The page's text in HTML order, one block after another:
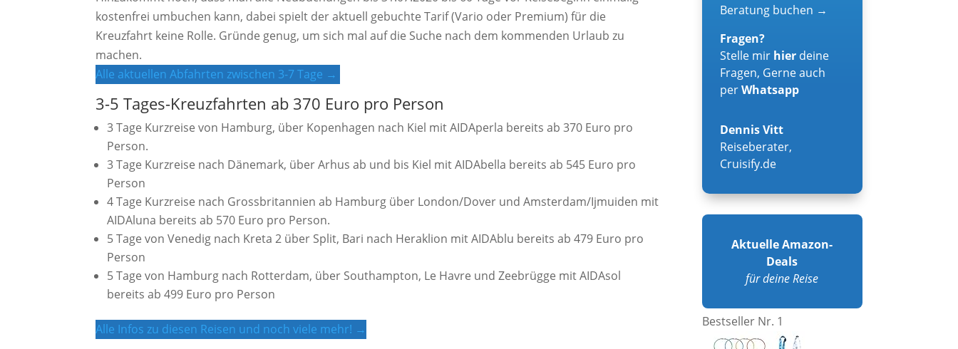
kostenfrei umbuchen kann, dabei spielt der aktuell gebuchte Tarif (Vario oder Premium) für die
Kreuzfahrt keine Rolle. Gründe genug, um sich mal auf die Suche nach dem kommenden Urlaub zu
machen.
Alle aktuellen Abfahrten zwischen 3-7 Tage →
3-5 Tages-Kreuzfahrten ab 370 Euro pro Person
3 Tage Kurzreise von Hamburg, über Kopenhagen nach Kiel mit AIDAperla bereits ab 370 Euro pro
Person.
3 Tage Kurzreise nach Dänemark, über Arhus ab und bis Kiel mit AIDAbella bereits ab 545 Euro pro
Person
4 Tage Kurzreise nach Grossbritannien ab Hamburg über London/Dover und Amsterdam/Ijmuiden mit
AIDAluna bereits ab 570 Euro pro Person.
5 Tage von Venedig nach Kreta 2 über Split, Bari nach Heraklion mit AIDAblu bereits ab 479 Euro pro
Person
5 Tage von Hamburg nach Rotterdam, über Southampton, Le Havre und Zeebrügge mit AIDAsol
bereits ab 499 Euro pro Person
Alle Infos zu diesen Reisen und noch viele mehr! →
Beratung buchen →
Fragen?
Stelle mir hier deine
Fragen, Gerne auch
perWhatsapp
Dennis Vitt
Reiseberater,
Cruisify.de
Aktuelle Amazon-
Deals
für deine Reise
Bestseller Nr. 1